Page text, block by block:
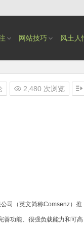
网站技巧 风土人
2,480 次浏览
司（英文简称Comsenz）推
善功能、很强负载能力和可高